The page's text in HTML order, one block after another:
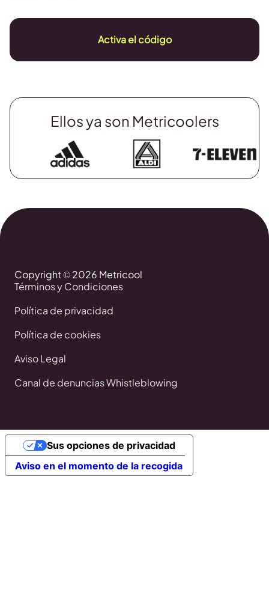
Activa el código
Ellos ya son Metricoolers
Copyright © 2026 Metricool
Términos y Condiciones
Política de privacidad
Política de cookies
Aviso Legal
Canal de denuncias Whistleblowing
Aviso en el momento de la recogida
Sus opciones de privacidad